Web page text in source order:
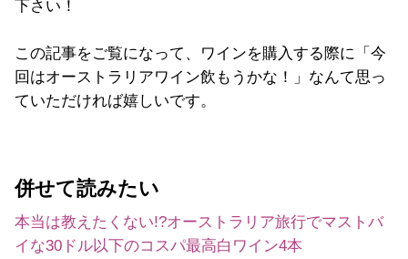
下さい！
この記事をご覧になって、ワインを購入する際に「今
回はオーストラリアワイン飲もうかな！」なんて思っ
ていただければ嬉しいです。
併せて読みたい
本当は教えたくない!?オーストラリア旅行でマストバ
イな30ドル以下のコスパ最高白ワイン4本